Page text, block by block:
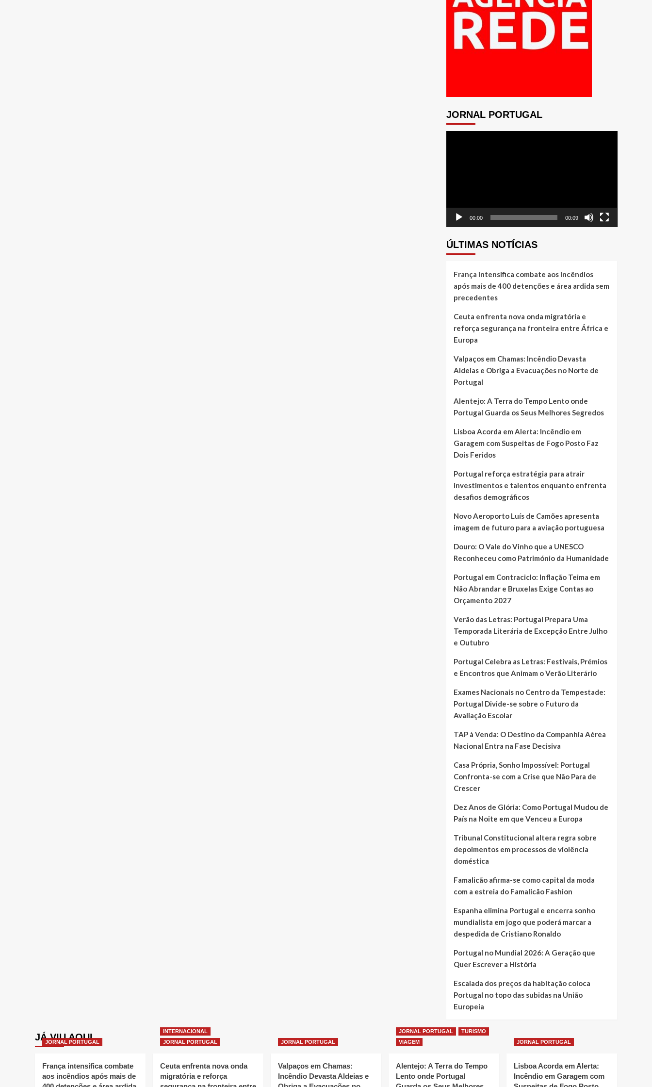
JORNAL PORTUGAL
00:00 00:09
ÚLTIMAS NOTÍCIAS
França intensifica combate aos incêndios
após mais de 400 detenções e área ardida sem
precedentes
Ceuta enfrenta nova onda migratória e
reforça segurança na fronteira entre África e
Europa
Valpaços em Chamas: Incêndio Devasta
Aldeias e Obriga a Evacuações no Norte de
Portugal
Alentejo: A Terra do Tempo Lento onde
Portugal Guarda os Seus Melhores Segredos
Lisboa Acorda em Alerta: Incêndio em
Garagem com Suspeitas de Fogo Posto Faz
Dois Feridos
Portugal reforça estratégia para atrair
investimentos e talentos enquanto enfrenta
desafios demográficos
Novo Aeroporto Luís de Camões apresenta
imagem de futuro para a aviação portuguesa
Douro: O Vale do Vinho que a UNESCO
Reconheceu como Património da Humanidade
Portugal em Contraciclo: Inflação Teima em
Não Abrandar e Bruxelas Exige Contas ao
Orçamento 2027
Verão das Letras: Portugal Prepara Uma
Temporada Literária de Excepção Entre Julho
e Outubro
Portugal Celebra as Letras: Festivais, Prémios
e Encontros que Animam o Verão Literário
Exames Nacionais no Centro da Tempestade:
Portugal Divide-se sobre o Futuro da
Avaliação Escolar
TAP à Venda: O Destino da Companhia Aérea
Nacional Entra na Fase Decisiva
Casa Própria, Sonho Impossível: Portugal
Confronta-se com a Crise que Não Para de
Crescer
Dez Anos de Glória: Como Portugal Mudou de
País na Noite em que Venceu a Europa
Tribunal Constitucional altera regra sobre
depoimentos em processos de violência
doméstica
Famalicão afirma-se como capital da moda
com a estreia do Famalicão Fashion
Espanha elimina Portugal e encerra sonho
mundialista em jogo que poderá marcar a
despedida de Cristiano Ronaldo
Portugal no Mundial 2026: A Geração que
Quer Escrever a História
Escalada dos preços da habitação coloca
Portugal no topo das subidas na União
Europeia
JÁ VIU AQUI
JORNAL PORTUGAL
França intensifica combate
aos incêndios após mais de
INTERNACIONAL
JORNAL PORTUGAL
Ceuta enfrenta nova onda
migratória e reforça
JORNAL PORTUGAL
Valpaços em Chamas:
Incêndio Devasta Aldeias e
JORNAL PORTUGAL
TURISMO
VIAGEM
Alentejo: A Terra do Tempo
Lento onde Portugal
JORNAL PORTUGAL
Lisboa Acorda em Alerta:
Incêndio em Garagem com